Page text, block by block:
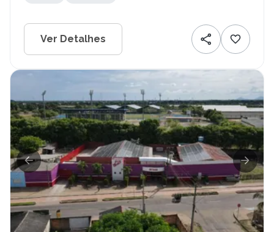
Ver Detalhes